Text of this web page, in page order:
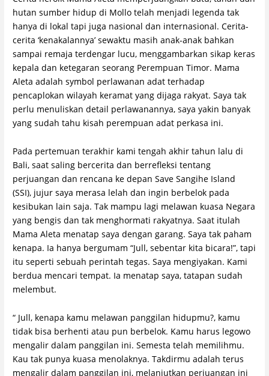
hutan sumber hidup di Mollo telah menjadi legenda tak
hanya di lokal tapi juga nasional dan internasional. Cerita-
cerita ‘kenakalannya’ sewaktu masih anak-anak bahkan
sampai remaja terdengar lucu, menggambarkan sikap keras
kepala dan ketegaran seorang Perempuan Timor. Mama
Aleta adalah symbol perlawanan adat terhadap
pencaplokan wilayah keramat yang dijaga rakyat. Saya tak
perlu menuliskan detail perlawanannya, saya yakin banyak
yang sudah tahu kisah perempuan adat perkasa ini.
Pada pertemuan terakhir kami tengah akhir tahun lalu di
Bali, saat saling bercerita dan berrefleksi tentang
perjuangan dan rencana ke depan Save Sangihe Island
(SSI), jujur saya merasa lelah dan ingin berbelok pada
kesibukan lain saja. Tak mampu lagi melawan kuasa Negara
yang bengis dan tak menghormati rakyatnya. Saat itulah
Mama Aleta menatap saya dengan garang. Saya tak paham
kenapa. Ia hanya bergumam “Jull, sebentar kita bicara!”, tapi
itu seperti sebuah perintah tegas. Saya mengiyakan. Kami
berdua mencari tempat. Ia menatap saya, tatapan sudah
melembut.
“ Jull, kenapa kamu melawan panggilan hidupmu?, kamu
tidak bisa berhenti atau pun berbelok. Kamu harus legowo
mengalir dalam panggilan ini. Semesta telah memilihmu.
Kau tak punya kuasa menolaknya. Takdirmu adalah terus
mengalir dalam panggilan ini, melanjutkan perjuangan ini